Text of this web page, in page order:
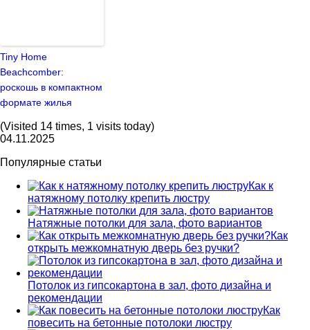
Tiny Home
Beachcomber:
роскошь в компактном
формате жилья
(Visited 14 times, 1 visits today)
04.11.2025
Популярные статьи
Как к
натяжному потолку крепить люстру
Натяжные потолки для зала, фото вариантов
Как
открыть межкомнатную дверь без ручки?
Потолок из гипсокартона в зал, фото дизайна и
рекомендации
Как
повесить на бетонные потолоки люстру